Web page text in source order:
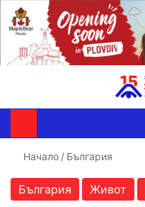
Начало / България
България Живот